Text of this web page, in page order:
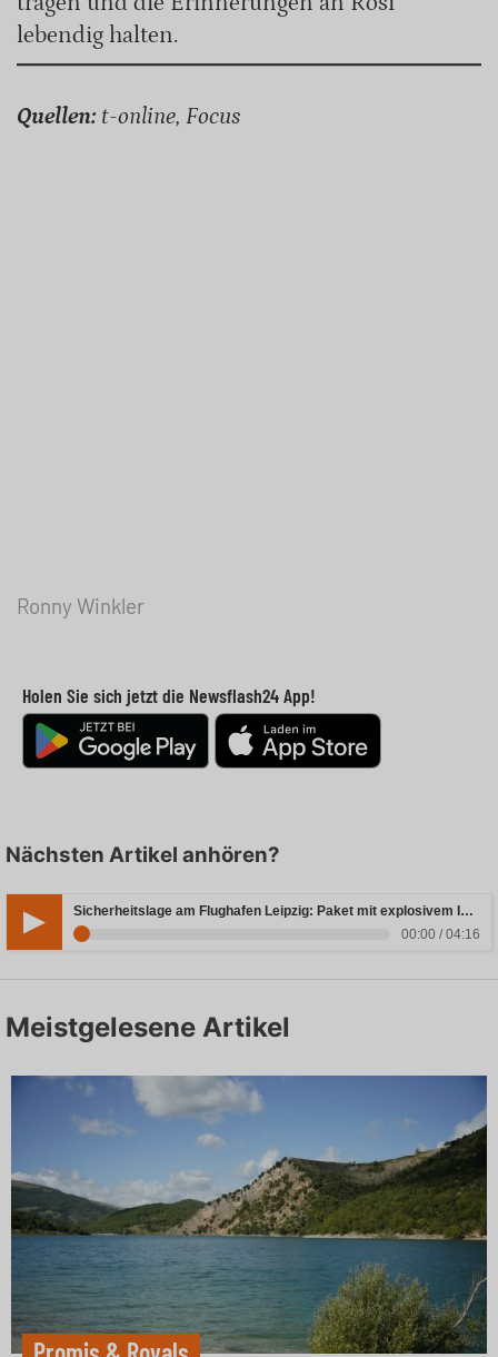
lebendig halten.
Quellen: t-online, Focus
Ronny Winkler
Holen Sie sich jetzt die Newsflash24 App!
Nächsten Artikel anhören?
Sicherheitslage am Flughafen Leipzig: Paket mit explosivem Inhalt entdeckt
00:00 / 04:16
Meistgelesene Artikel